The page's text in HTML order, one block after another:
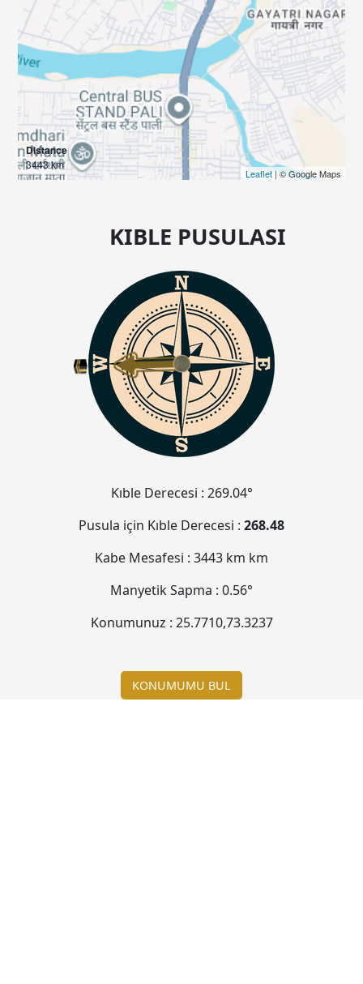
Distance
3443 km
Leaflet| © Google Maps
KIBLE PUSULASI
Kıble Derecesi : 269.04°
Pusula için Kıble Derecesi : 268.48
Kabe Mesafesi : 3443 km km
Manyetik Sapma : 0.56°
Konumunuz : 25.7710,73.3237
KONUMUMU BUL